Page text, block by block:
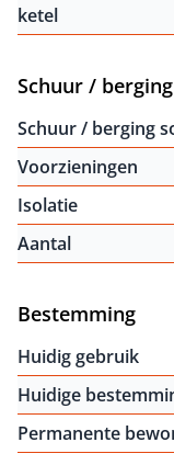
ketel
Schuur / berging
Schuur / berging
Voorzieningen
Isolatie
Aantal
Bestemming
Huidig gebruik
Huidige
Permanente